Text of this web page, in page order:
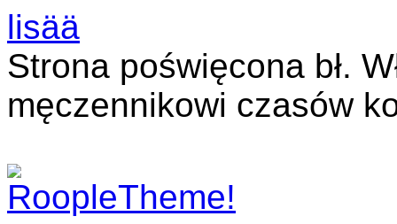
lisää
Strona poświęcona bł.
męczennikowi czasów